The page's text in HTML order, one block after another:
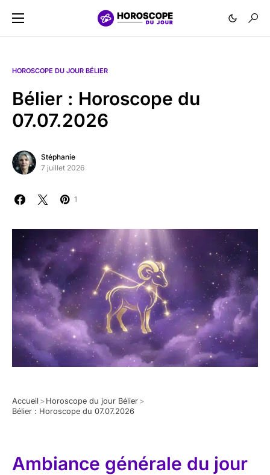
HOROSCOPE DU JOUR BÉLIER
Bélier : Horoscope du
07.07.2026
Stéphanie
7 juillet 2026
1
Accueil > Horoscope du jour Bélier >
Bélier : Horoscope du 07.07.2026
Ambiance générale du jour